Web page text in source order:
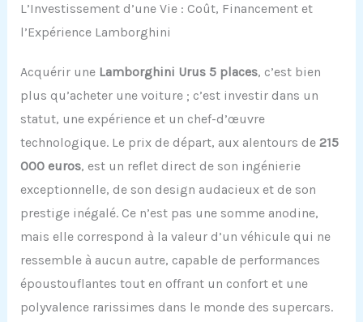
L’Investissement d’une Vie : Coût, Financement et
l’Expérience Lamborghini
Acquérir une Lamborghini Urus 5 places, c’est bien
plus qu’acheter une voiture ; c’est investir dans un
statut, une expérience et un chef-d’œuvre
technologique. Le prix de départ, aux alentours de 215
000 euros, est un reflet direct de son ingénierie
exceptionnelle, de son design audacieux et de son
prestige inégalé. Ce n’est pas une somme anodine,
mais elle correspond à la valeur d’un véhicule qui ne
ressemble à aucun autre, capable de performances
époustouflantes tout en offrant un confort et une
polyvalence rarissimes dans le monde des supercars.